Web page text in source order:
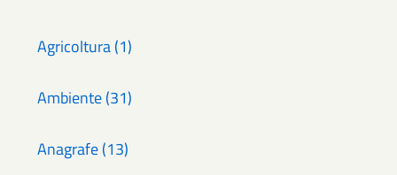
Agricoltura (1)
Ambiente (31)
Anagrafe (13)